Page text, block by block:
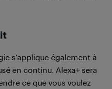
s’applique également à
en continu. Alexa+ sera
ce que vous voulez